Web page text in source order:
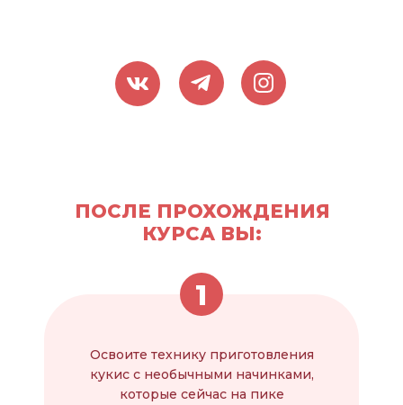
ПОСЛЕ ПРОХОЖДЕНИЯ
КУРСА ВЫ:
Освоите технику приготовления
кукис с необычными начинками,
которые сейчас на пике
1